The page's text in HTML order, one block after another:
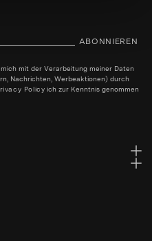
ABONNIEREN
mit der Verarbeitung meiner Daten
Nachrichten, Werbeaktionen) durch
Policy ich zur Kenntnis genommen